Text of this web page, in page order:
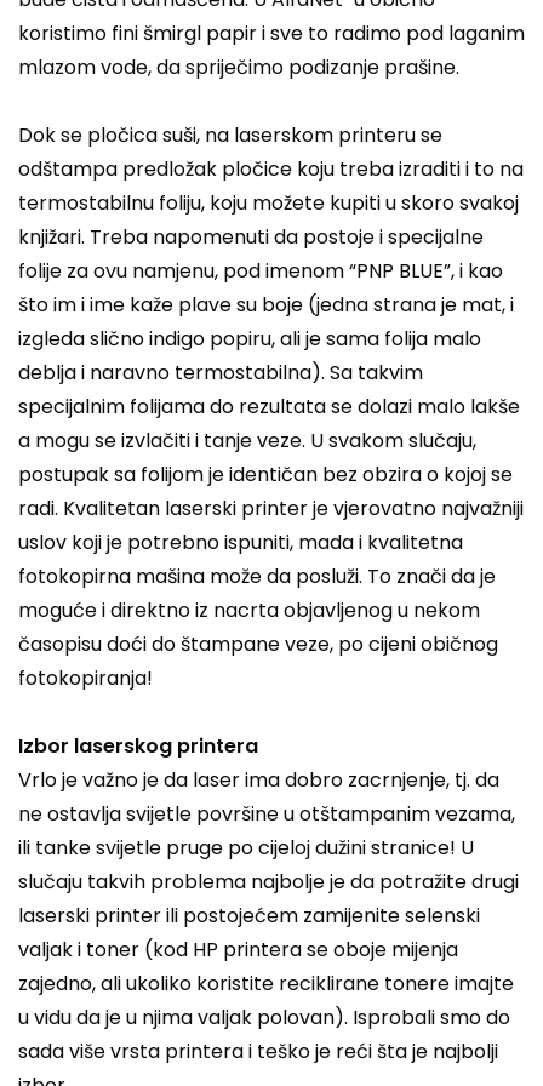
koristimo fini šmirgl papir i sve to radimo pod laganim
mlazom vode, da spriječimo podizanje prašine.
Dok se pločica suši, na laserskom printeru se
odštampa predložak pločice koju treba izraditi i to na
termostabilnu foliju, koju možete kupiti u skoro svakoj
knjižari. Treba napomenuti da postoje i specijalne
folije za ovu namjenu, pod imenom “PNP BLUE”, i kao
što im i ime kaže plave su boje (jedna strana je mat, i
izgleda slično indigo popiru, ali je sama folija malo
deblja i naravno termostabilna). Sa takvim
specijalnim folijama do rezultata se dolazi malo lakše
a mogu se izvlačiti i tanje veze. U svakom slučaju,
postupak sa folijom je identičan bez obzira o kojoj se
radi. Kvalitetan laserski printer je vjerovatno najvažniji
uslov koji je potrebno ispuniti, mada i kvalitetna
fotokopirna mašina može da posluži. To znači da je
moguće i direktno iz nacrta objavljenog u nekom
časopisu doći do štampane veze, po cijeni običnog
fotokopiranja!
Izbor laserskog printera
Vrlo je važno je da laser ima dobro zacrnjenje, tj. da
ne ostavlja svijetle površine u otštampanim vezama,
ili tanke svijetle pruge po cijeloj dužini stranice! U
slučaju takvih problema najbolje je da potražite drugi
laserski printer ili postojećem zamijenite selenski
valjak i toner (kod HP printera se oboje mijenja
zajedno, ali ukoliko koristite reciklirane tonere imajte
u vidu da je u njima valjak polovan). Isprobali smo do
sada više vrsta printera i teško je reći šta je najbolji